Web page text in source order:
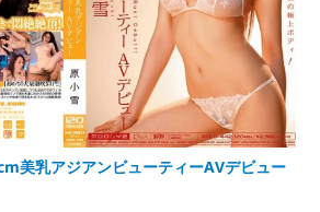
美乳アジアンビューティーAVデビュー